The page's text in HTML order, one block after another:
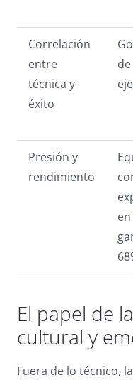
Correlación
entre
técnica y
éxito
de
Presión y
rendimiento
El papel de
cultural y
Fuera de lo técnico,